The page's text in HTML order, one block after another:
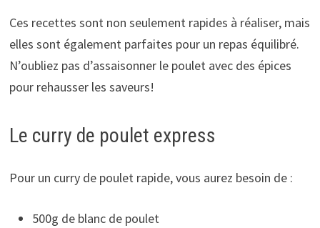
Ces recettes sont non seulement rapides à réaliser, mais
elles sont également parfaites pour un repas équilibré.
N’oubliez pas d’assaisonner le poulet avec des épices
pour rehausser les saveurs!
Le curry de poulet express
Pour un curry de poulet rapide, vous aurez besoin de :
500g de blanc de poulet